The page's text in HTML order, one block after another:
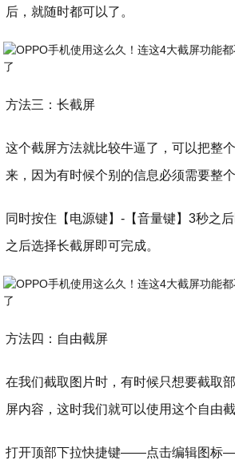
后，就随时都可以了。
方法三：长截屏
这个截屏方法就比较牛逼了，可以把整
来，因为有时候个别的信息必须需要整个
同时按住【电源键】-【音量键】3秒之
之后选择长截屏即可完成。
方法四：自由截屏
在我们截取图片时，有时候只想要截取
屏内容，这时我们就可以使用这个自由截
打开顶部下拉快捷键——点击编辑图标